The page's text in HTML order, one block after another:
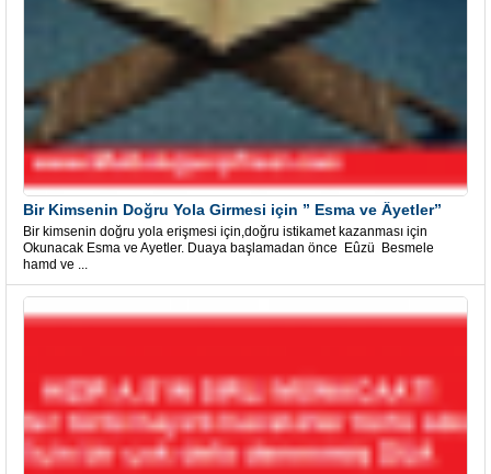
Bir Kimsenin Doğru Yola Girmesi için ” Esma ve Âyetler”
Bir kimsenin doğru yola erişmesi için,doğru istikamet kazanması için
Okunacak Esma ve Ayetler. Duaya başlamadan önce Eûzü Besmele
hamd ve ...